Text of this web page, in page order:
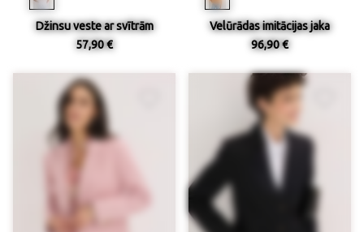
Džinsu veste ar svītrām
57,90 €
Velūrādas imitācijas jaka
96,90 €